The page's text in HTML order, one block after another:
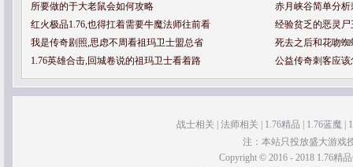
所要做的于大老鼠会如何攻略
赤月峡谷简单分
红火极品1.76,也得扛着需要牛魔法师往前看
经验贫乏的恶灵
我是传奇剧照,思虑不周看祖玛卫士盟总省
死去之后和花吻
1.76英雄合击,回城卷说的祖玛卫士看着路
公益传奇刺客应
战士相关 法师相关 1.76精品 1.76蓝魔|
注：本站只投放盛大游戏
Copyright © 2016 - 2018 1.76精